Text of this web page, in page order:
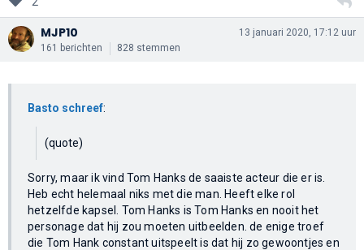
MJP10
161 berichten 828 stemmen
13 januari 2020, 17:12 uur
Basto schreef:
(quote)
Sorry, maar ik vind Tom Hanks de saaiste acteur die er is.
Heb echt helemaal niks met die man. Heeft elke rol
hetzelfde kapsel. Tom Hanks is Tom Hanks en nooit het
personage dat hij zou moeten uitbeelden. de enige troef
die Tom Hank constant uitspeelt is dat hij zo gewoontjes en